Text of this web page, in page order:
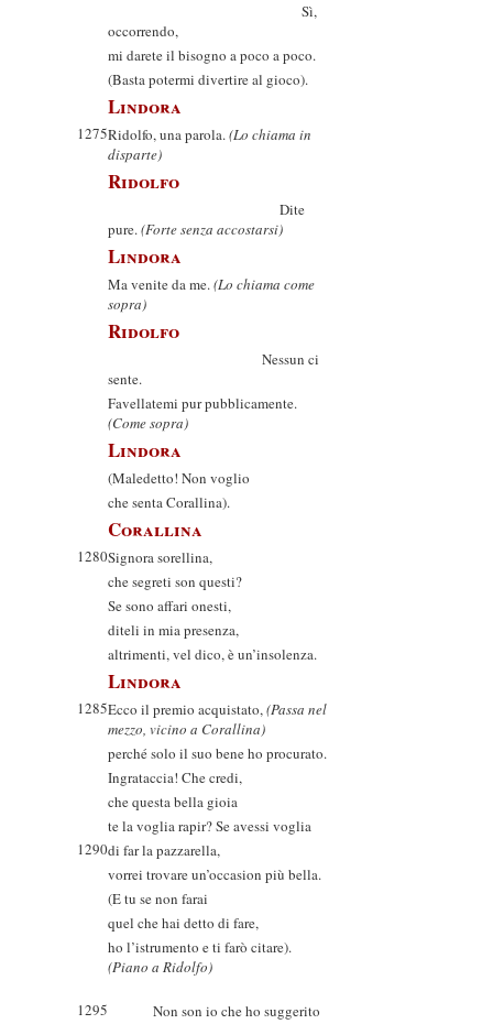
Sì,
occorrendo,
mi darete il bisogno a poco a poco.
(Basta potermi divertire al gioco).
Lindora
1275Ridolfo, una parola.(Lo chiama in
disparte)
Ridolfo
Dite
pure.(Forte senza accostarsi)
Lindora
Ma venite da me.(Lo chiama come
sopra)
Ridolfo
Nessun ci
sente.
Favellatemi pur pubblicamente.
(Come sopra)
Lindora
(Maledetto! Non voglio
che senta Corallina).
Corallina
1280Signora sorellina,
che segreti son questi?
Se sono affari onesti,
diteli in mia presenza,
altrimenti, vel dico, è un’insolenza.
Lindora
1285Ecco il premio acquistato,(Passa nel
mezzo, vicino a Corallina)
perché solo il suo bene ho procurato.
Ingrataccia! Che credi,
che questa bella gioia
te la voglia rapir? Se avessi voglia
1290di far la pazzarella,
vorrei trovare un’occasion più bella.
(E tu se non farai
quel che hai detto di fare,
ho l’istrumento e ti farò citare).
(Piano a Ridolfo)
1295
Non son io che ho suggerito